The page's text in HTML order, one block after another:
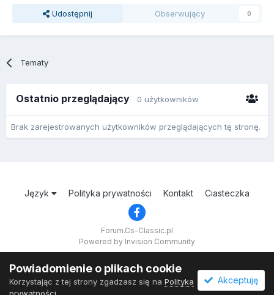
Udostępnij Obserwujący 0
Tematy
Ostatnio przeglądający 0 użytkowników
Brak zarejestrowanych użytkowników przeglądających tę stronę.
Język Polityka prywatności Kontakt Ciasteczka
Forum.Cs-Classic.pl
Powered by Invision Community
Powiadomienie o plikach cookie
Korzystając z tej strony zgadzasz się na Polityka
Akceptuję